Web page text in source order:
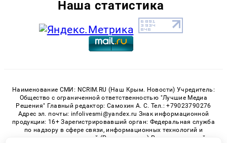
Наша статистика
Наименование СМИ: NCRIM.RU (Наш Крым. Новости) Учредитель:
Общество с ограниченной ответственностью "Лучшие Медиа
Решения" Главный редактор: Самохин А. С. Тел.: +79023790276
Адрес эл. почты: infolivesmi@yandex.ru Знак информационной
продукции: 16+ Зарегистрировавший орган: Федеральная служба
по надзору в сфере связи, информационных технологий и
массовых коммуникаций (Роскомнадзор) Регистрационный